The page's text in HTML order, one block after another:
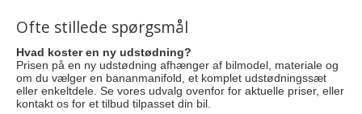
Ofte stillede spørgsmål
Hvad koster en ny udstødning?
Prisen på en ny udstødning afhænger af bilmodel, materiale og
om du vælger en bananmanifold, et komplet udstødningssæt
eller enkeltdele. Se vores udvalg ovenfor for aktuelle priser, eller
kontakt os for et tilbud tilpasset din bil.